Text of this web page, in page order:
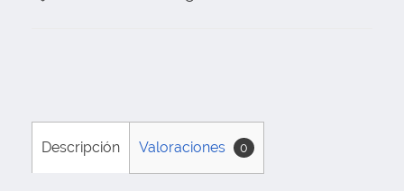
Descripción Valoraciones 0